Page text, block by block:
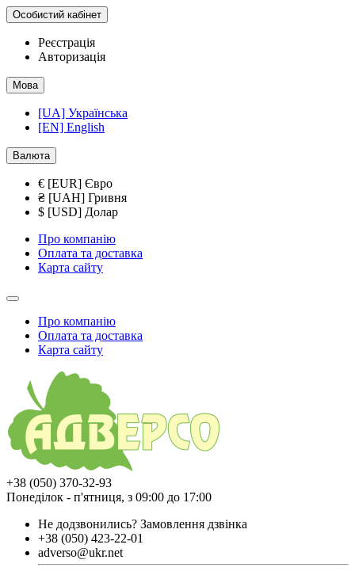
Особистий кабінет
Реєстрація
Авторизація
Мова
[UA] Українська
[EN] English
Валюта
€ [EUR] Євро
₴ [UAH] Гривня
$ [USD] Долар
Про компанію
Оплата та доставка
Карта сайту
Про компанію
Оплата та доставка
Карта сайту
+38 (050) 370-32-93
Понеділок - п'ятниця, з 09:00 до 17:00
Не додзвонились? Замовлення дзвінка
+38 (050) 423-22-01
adverso@ukr.net